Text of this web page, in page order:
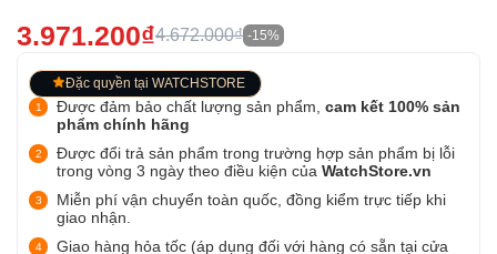
3.971.200₫4.672.000₫ -15%
Đặc quyền tại WATCHSTORE
Được đảm bảo chất lượng sản phẩm, cam kết 100% sản
phẩm chính hãng
Được đổi trả sản phẩm trong trường hợp sản phẩm bị lỗi
trong vòng 3 ngày theo điều kiện của WatchStore.vn
Miễn phí vận chuyển toàn quốc, đồng kiểm trực tiếp khi
giao nhận.
Giao hàng hỏa tốc (áp dụng đối với hàng có sẵn tại cửa